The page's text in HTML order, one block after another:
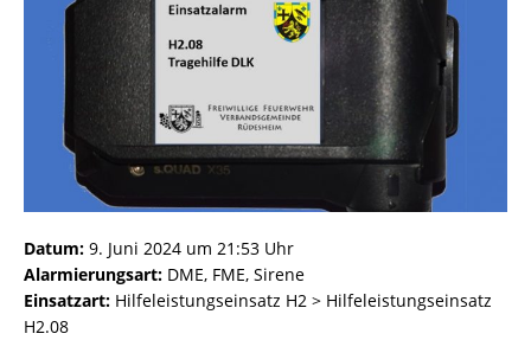
Datum: 9. Juni 2024 um 21:53 Uhr
Alarmierungsart: DME, FME, Sirene
Einsatzart: Hilfeleistungseinsatz H2 > Hilfeleistungseinsatz
H2.08